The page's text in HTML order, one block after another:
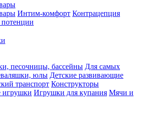
Интим-комфорт Контрацепция
песочницы, бассейны Для самых
юлы Детские развивающие
транспорт Конструкторы
игрушки Игрушки для купания Мячи и